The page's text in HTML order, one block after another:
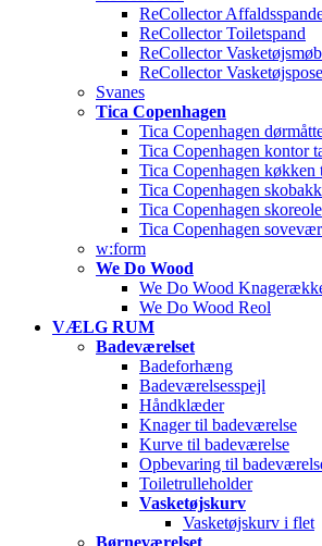
ReCollector
ReCollector Toiletspand
ReCollector
ReCollector Vasketøjspose
Svanes
Tica Copenhagen
Tica Copenhagen
Tica Copenhagen kontor
Tica Copenhagen køkken
Tica Copenhagen
Tica Copenhagen skoreole
Tica Copenhagen
w:form
We Do Wood
We Do Wood
We Do Wood Reol
VÆLG RUM
Badeværelset
Badeforhæng
Badeværelsesspejl
Håndklæder
Knager til badeværelse
Kurve til badeværelse
Opbevaring til
Toiletrulleholder
Vasketøjskurv
Vasketøjskurv i flet
Børneværelset